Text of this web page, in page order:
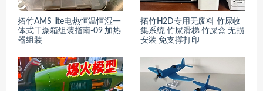
拓竹AMS lite电热恒温恒湿一
体式干燥箱组装指南-09 加热
器组装
拓竹H2D专用无废料 竹屎收
集系统 竹屎滑梯 竹屎盒 无损
安装 免支撑打印